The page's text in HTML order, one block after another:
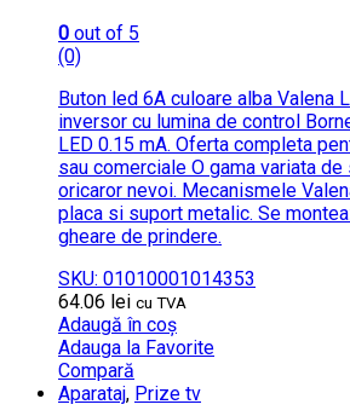
0 out of 5
(0)
Buton led 6A culoare alba Valena
inversor cu lumina de control
LED 0.15 mA. Oferta completa
sau comerciale O gama variata
oricaror nevoi. Mecanismele
placa si suport metalic. Se
gheare de prindere.
SKU: 01010001014353
64.06 lei cu TVA
Adaugă în coș
Adauga la Favorite
Compară
Aparataj, Prize tv